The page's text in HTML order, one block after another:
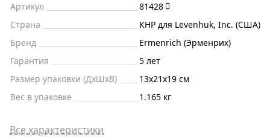
Артикул
81428
Страна
КНР для Levenhuk, Inc. (США)
Бренд
Ermenrich (Эрменрих)
Гарантия
5 лет
Размер упаковки (ДxШxВ)
13x21x19 см
Вес в упаковке
1.165 кг
Все характеристики